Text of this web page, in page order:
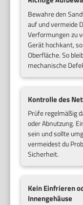
Bewahre den
auf und vermeide
Verformungen zu
Gerät hochkant,
Oberfläche. So
mechanische
Kontrolle des
Prüfe regelmäßig
oder Abnutzung.
sein und sollte
vermeidest du
Sicherheit.
Kein Einfrieren
Innengehäuse